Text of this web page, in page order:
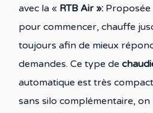
avec la « RTB Air »: Proposée
pour commencer, chauffe
toujours afin de mieux
demandes. Ce type de
automatique est très
sans silo complémentaire,